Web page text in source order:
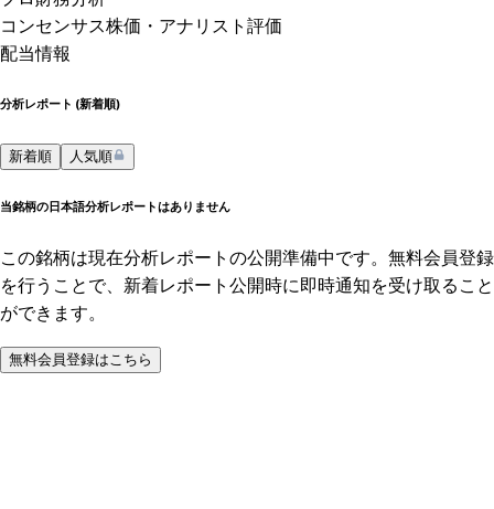
コンセンサス株価 ・アナリスト評価
配当情報
分析レポート (新着順)
新着順 人気順
当銘柄の日本語分析レポートはありません
この銘柄は現在分析レポートの公開準備中です。無料会員登録
を行うことで、新着レポート公開時に即時通知を受け取ること
ができます。
無料会員登録はこちら